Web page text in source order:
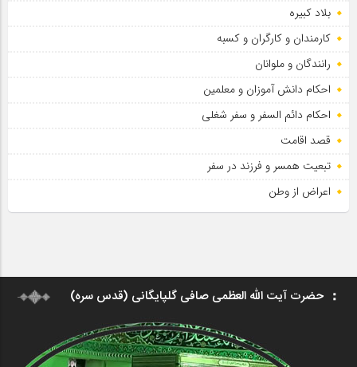
بلاد کبیره
کارمندان و کارگران و کسبه
رانندگان و ملوانان
احکام دانش آموزان و معلمین
احکام دائم السفر و سفر شغلی
قصد اقامت
تبعیت همسر و فرزند در سفر
اعراض از وطن
حضرت آیت الله العظمی صافی گلپایگانی (قدس سره)